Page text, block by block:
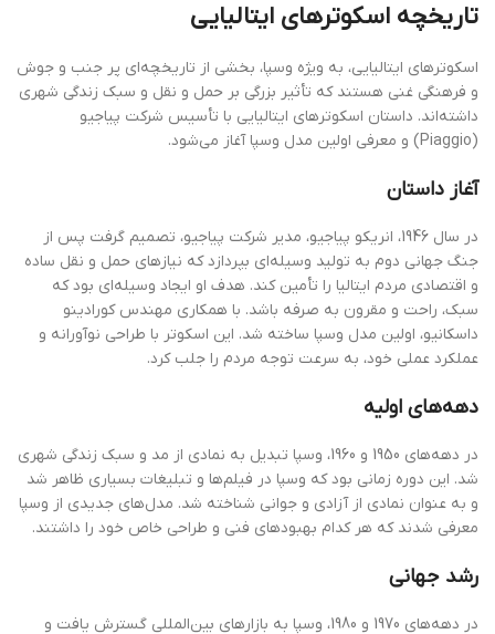
تاریخچه اسکوترهای ایتالیایی
اسکوترهای ایتالیایی، به ویژه وسپا، بخشی از تاریخچه‌ای پر جنب و جوش
و فرهنگی غنی هستند که تأثیر بزرگی بر حمل و نقل و سبک زندگی شهری
داشته‌اند. داستان اسکوترهای ایتالیایی با تأسیس شرکت پیاجیو
(Piaggio) و معرفی اولین مدل وسپا آغاز می‌شود.
آغاز داستان
در سال 1946، انریکو پیاجیو، مدیر شرکت پیاجیو، تصمیم گرفت پس از
جنگ جهانی دوم به تولید وسیله‌ای بپردازد که نیازهای حمل و نقل ساده
و اقتصادی مردم ایتالیا را تأمین کند. هدف او ایجاد وسیله‌ای بود که
سبک، راحت و مقرون به صرفه باشد. با همکاری مهندس کورادینو
داسکانیو، اولین مدل وسپا ساخته شد. این اسکوتر با طراحی نوآورانه و
عملکرد عملی خود، به سرعت توجه مردم را جلب کرد.
دهه‌های اولیه
در دهه‌های 1950 و 1960، وسپا تبدیل به نمادی از مد و سبک زندگی شهری
شد. این دوره زمانی بود که وسپا در فیلم‌ها و تبلیغات بسیاری ظاهر شد
و به عنوان نمادی از آزادی و جوانی شناخته شد. مدل‌های جدیدی از وسپا
معرفی شدند که هر کدام بهبودهای فنی و طراحی خاص خود را داشتند.
رشد جهانی
در دهه‌های 1970 و 1980، وسپا به بازارهای بین‌المللی گسترش یافت و